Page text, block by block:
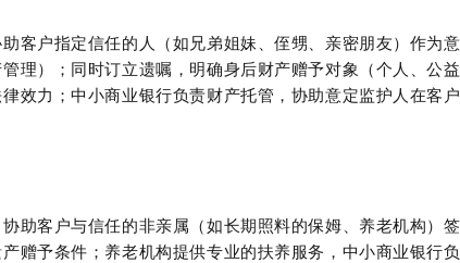
客户指定信任的人（如兄弟姐妹、侄甥、亲密朋友）作为
理）；同时订立遗嘱，明确身后财产赠予对象（个人、公
效力；中小商业银行负责财产托管，协助意定监护人在客
助客户与信任的非亲属（如长期照料的保姆、养老机构）
赠予条件；养老机构提供专业的扶养服务，中小商业银行